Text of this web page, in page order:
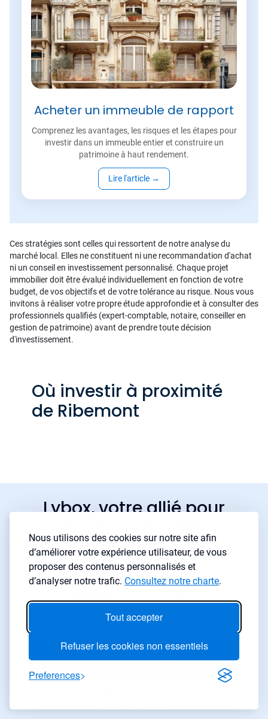
Nous utilisons des cookies sur notre site afin
d’améliorer votre expérience utilisateur, de vous
proposer des contenus personnalisés et
d’analyser notre trafic. Consultez notre charte.
Tout accepter
Refuser les cookies non essentiels
Preferences
Acheter un immeuble de rapport
Comprenez les avantages, les risques et les étapes pour
investir dans un immeuble entier et construire un
patrimoine à haut rendement.
Lire l'article →
Ces stratégies sont celles qui ressortent de notre analyse du
marché local. Elles ne constituent ni une recommandation d'achat
ni un conseil en investissement personnalisé. Chaque projet
immobilier doit être évalué individuellement en fonction de votre
budget, de vos objectifs et de votre tolérance au risque. Nous vous
invitons à réaliser votre propre étude approfondie et à consulter des
professionnels qualifiés (expert-comptable, notaire, conseiller en
gestion de patrimoine) avant de prendre toute décision
d'investissement.
Où investir à proximité
de Ribemont
Lybox, votre allié pour
tous vos projets
immobilier
Les investisseurs qui utilisent
LyBox obtiennent demeilleures